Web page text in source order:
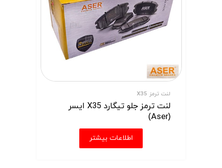
لنت ترمز X35
لنت ترمز جلو تیگارد X35 ایسر
(Aser)
اطلاعات بیشتر